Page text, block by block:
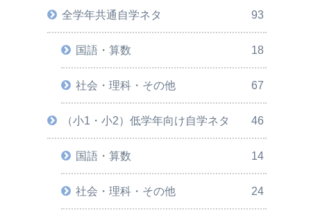
全学年共通自学ネタ 93
国語・算数 18
社会・理科・その他 67
（小1・小2）低学年向け自学ネタ 46
国語・算数 14
社会・理科・その他 24